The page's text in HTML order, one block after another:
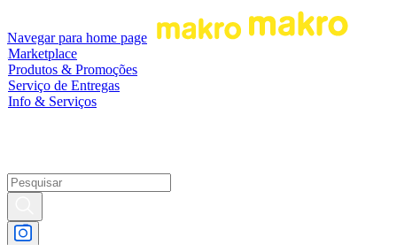
Navegar para home page
Marketplace
Produtos & Promoções
Serviço de Entregas
Info & Serviços